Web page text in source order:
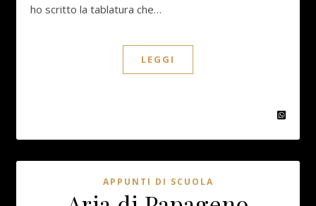
ho scritto la tablatura che…
LEGGI
APPUNTI DI SCUOLA